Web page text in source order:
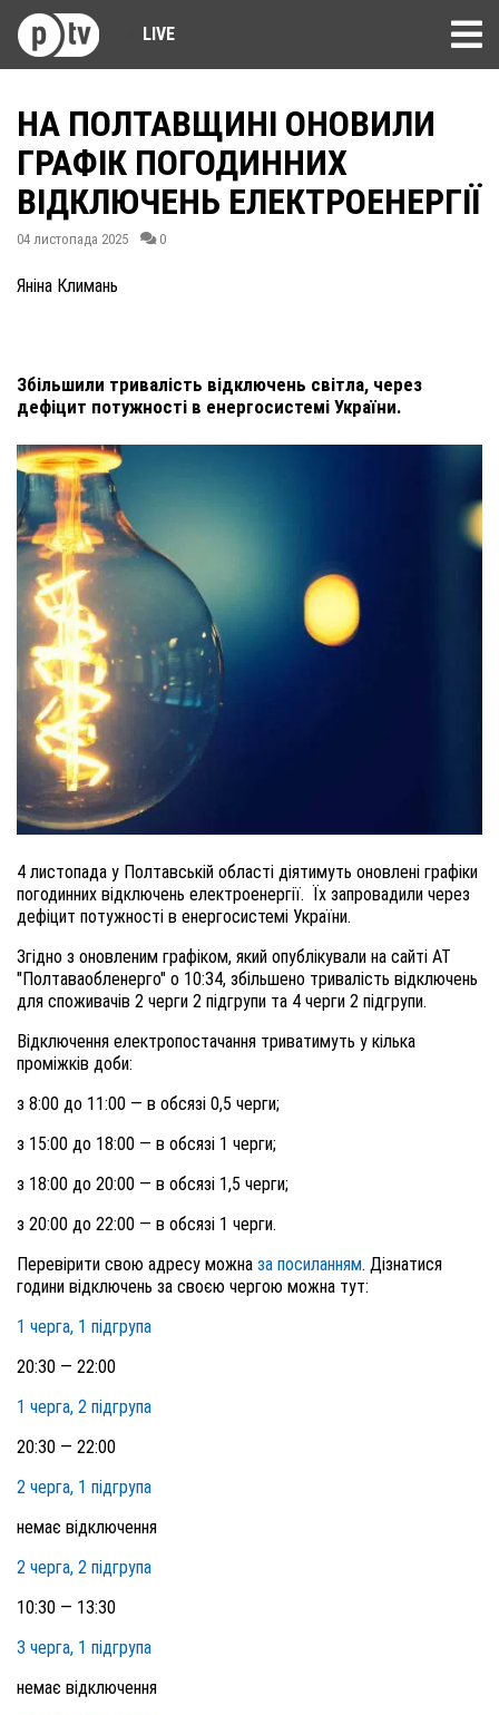
LIVE
НА ПОЛТАВЩИНІ ОНОВИЛИ
ГРАФІК ПОГОДИННИХ
ВІДКЛЮЧЕНЬ ЕЛЕКТРОЕНЕРГІЇ
04 листопада 2025 0
Яніна Климань
Збільшили тривалість відключень світла, через
дефіцит потужності в енергосистемі України.
4 листопада у Полтавській області діятимуть оновлені графіки
погодинних відключень електроенергії. Їх запровадили через
дефіцит потужності в енергосистемі України.
Згідно з оновленим графіком, який опублікували на сайті АТ
"Полтаваобленерго" о 10:34, збільшено тривалість відключень
для споживачів 2 черги 2 підгрупи та 4 черги 2 підгрупи.
Відключення електропостачання триватимуть у кілька
проміжків доби:
з 8:00 до 11:00 — в обсязі 0,5 черги;
з 15:00 до 18:00 — в обсязі 1 черги;
з 18:00 до 20:00 — в обсязі 1,5 черги;
з 20:00 до 22:00 — в обсязі 1 черги.
Перевірити свою адресу можна за посиланням. Дізнатися
години відключень за своєю чергою можна тут:
1 черга, 1 підгрупа
20:30 — 22:00
1 черга, 2 підгрупа
20:30 — 22:00
2 черга, 1 підгрупа
немає відключення
2 черга, 2 підгрупа
10:30 — 13:30
3 черга, 1 підгрупа
немає відключення